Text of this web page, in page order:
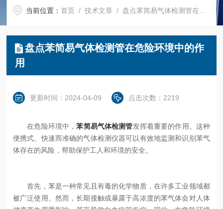
当前位置：首页 /技术文章 / 盘点苯简易气体检测管在危险环境中的作用
盘点苯简易气体检测管在危险环境中的作
用
更新时间：2024-04-09 点击次数：2219
在危险环境中，苯简易气体检测管发挥着重要的作用。这种
便携式、快速而准确的气体检测仪器可以有效地监测和识别苯气
体存在的风险，帮助保护工人和环境的安全。
首先，苯是一种常见且有毒的化学物质，在许多工业领域都
被广泛使用。然而，长期接触或暴露于高浓度的苯气体会对人体